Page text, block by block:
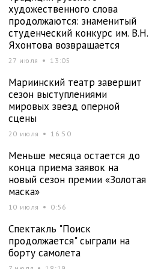
художественного слова
продолжаются: знаменитый
студенческий конкурс им. В.Н.
Яхонтова возвращается
27 июля 13:05
Мариинский театр завершит
сезон выступлениями
мировых звезд оперной
сцены
20 июля 16:50
Меньше месяца остается до
конца приема заявок на
новый сезон премии «Золотая
маска»
10 июля 0:56
Спектакль "Поиск
продолжается" сыграли на
борту самолета